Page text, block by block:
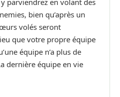
bien qu’après un
volés seront
que votre propre équipe
équipe n’a plus de
dernière équipe en vie